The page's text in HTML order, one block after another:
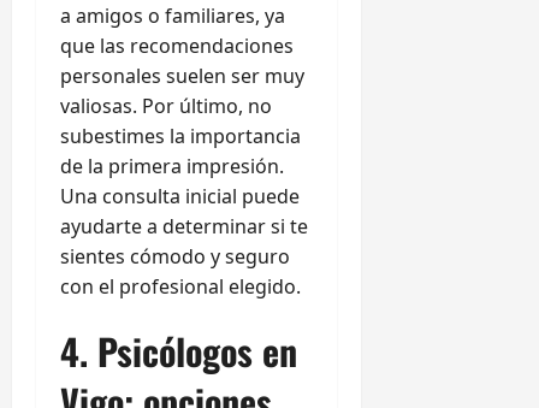
a amigos o familiares, ya
que las recomendaciones
personales suelen ser muy
valiosas. Por último, no
subestimes la importancia
de la primera impresión.
Una consulta inicial puede
ayudarte a determinar si te
sientes cómodo y seguro
con el profesional elegido.
4. Psicólogos en